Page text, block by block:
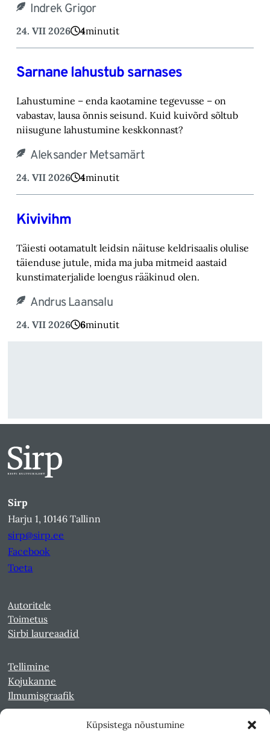
Küpsistega nõustumine
Indrek Grigor
24. VII 2026 4minutit
Sarnane lahustub sarnases
Lahustumine – enda kaotamine tegevusse – on
vabastav, lausa õnnis seisund. Kuid kuivõrd sõltub
niisugune lahustumine keskkonnast?
Aleksander Metsamärt
24. VII 2026 4minutit
Kivivihm
Täiesti ootamatult leidsin näituse keldrisaalis olulise
täienduse jutule, mida ma juba mitmeid aastaid
kunstimaterjalide loengus rääkinud olen.
Andrus Laansalu
24. VII 2026 6minutit
Sirp
Harju 1, 10146 Tallinn
sirp@sirp.ee
Facebook
Toeta
Autoritele
Toimetus
Sirbi laureaadid
Tellimine
Kojukanne
Ilmumisgraafik